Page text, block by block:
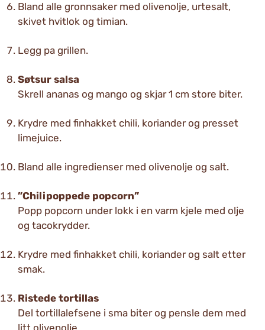
Bland alle gronnsaker med olivenolje, urtesalt,
skivet hvitlok og timian.
Legg pa grillen.
Søtsur salsa
Skrell ananas og mango og skjar 1 cm store biter.
Krydre med finhakket chili, koriander og presset
limejuice.
Bland alle ingredienser med olivenolje og salt.
”Chilipoppede popcorn”
Popp popcorn under lokk i en varm kjele med olje
og tacokrydder.
Krydre med finhakket chili, koriander og salt etter
smak.
Ristede tortillas
Del tortillalefsene i sma biter og pensle dem med
litt olivenolje.